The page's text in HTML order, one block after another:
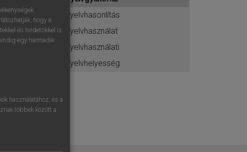
.
nyelvhasonlítás
nyelvhasználat
nyelvhasználati
nyelvhelyesség
hogy a
és hirdetőkkel is
egy harmadik
használatához, és a
többek között a